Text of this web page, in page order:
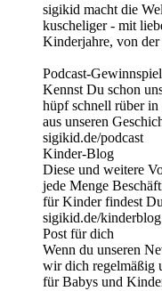
sigikid macht die
kuscheliger - mit
Kinderjahre, von
Podcast-Gewinnspiel
Kennst Du schon
hüpf schnell rüber
aus unseren
sigikid.de/podcast
Kinder-Blog
Diese und weitere
jede Menge
für Kinder findest
⁠sigikid.de/kinderblog
Post für dich
Wenn du unseren
wir dich regelmäßig
für Babys und